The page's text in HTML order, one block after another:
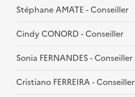
Stéphane AMATE - Conseiller
Cindy CONORD - Conseiller
Sonia FERNANDES - Conseiller
Cristiano FERREIRA - Conseiller